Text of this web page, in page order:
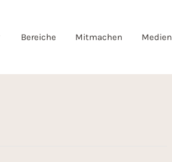
Bereiche Mitmachen Medien